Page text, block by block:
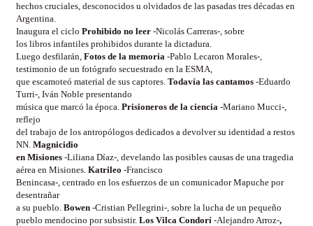
hechos cruciales, desconocidos u olvidados de las pasadas tres décadas en
Argentina.
Inaugura el ciclo Prohibido no leer -Nicolás Carreras-, sobre
los libros infantiles prohibidos durante la dictadura.
Luego desfilarán, Fotos de la memoria -Pablo Lecaron Morales-,
testimonio de un fotógrafo secuestrado en la ESMA,
que escamoteó material de sus captores. Todavía las cantamos -Eduardo
Turri-, Iván Noble presentando
música que marcó la época. Prisioneros de la ciencia -Mariano Mucci-,
reflejo
del trabajo de los antropólogos dedicados a devolver su identidad a restos
NN. Magnicidio
en Misiones -Liliana Díaz-, develando las posibles causas de una tragedia
aérea en Misiones. Katrileo -Francisco
Benincasa-, centrado en los esfuerzos de un comunicador Mapuche por
desentrañar
a su pueblo. Bowen -Cristian Pellegrini-, sobre la lucha de un pequeño
pueblo mendocino por subsistir. Los Vilca Condorí -Alejandro Arroz-,